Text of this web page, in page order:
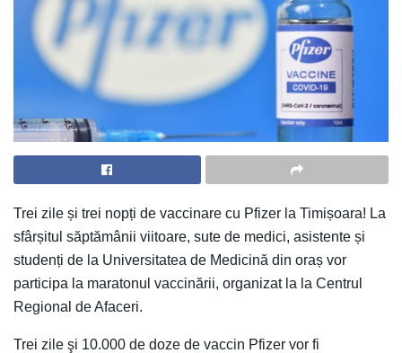
Trei zile și trei nopți de vaccinare cu Pfizer la Timișoara! La
sfârșitul săptămânii viitoare, sute de medici, asistente și
studenți de la Universitatea de Medicină din oraș vor
participa la maratonul vaccinării, organizat la la Centrul
Regional de Afaceri.
Trei zile şi 10.000 de doze de vaccin Pfizer vor fi